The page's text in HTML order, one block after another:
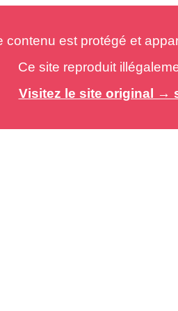
est protégé et
Ce site reproduit
Visitez le site original →